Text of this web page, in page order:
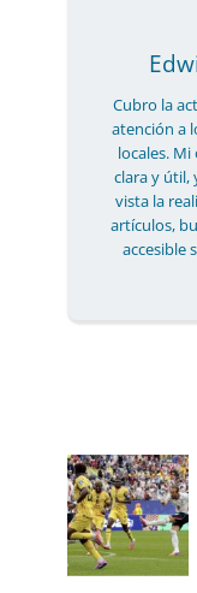
Cubro la
atención a
locales.
clara y útil,
vista la
artículos,
accesible